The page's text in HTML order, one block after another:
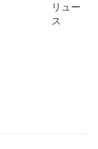
リュー
ス